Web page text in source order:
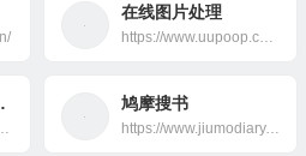
在线图片处理
https://www.uupoop.com/#/
系统
index.html
鸠摩搜书
https://www.jiumodiary.com/